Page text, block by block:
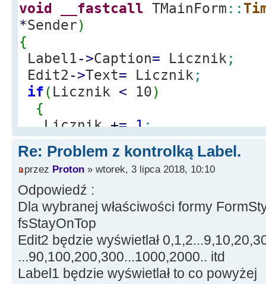
void __fastcall TMainForm ::
*Sender)
{
Label1->Caption= Licznik;
Edit2 ->Text= Licznik;
if( Licznik < 10)
{
Licznik+= 1;
else
{
if(Licznik
{
Licznik
}
else
{
Re: Problem z kontrolką Label.
przez Proton » wtorek, 3 lipca 2018, 10:10
Odpowiedź :
Dla wybranej właściwości formy
fsStayOnTop
Edit2 będzie wyświetlał
...90,100,200,300...1000,2000.. itd
Label1 będzie wyświetlał to co powyżej